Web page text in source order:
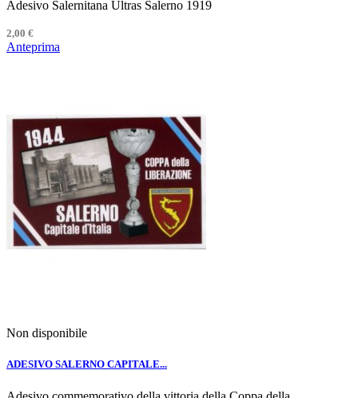
Adesivo Salernitana Ultras Salerno 1919
2,00 €
Anteprima
Non disponibile
ADESIVO SALERNO CAPITALE...